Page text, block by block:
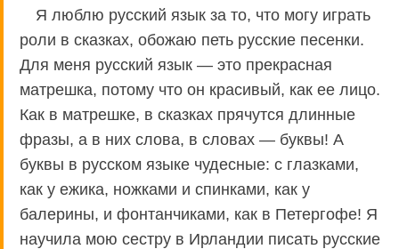
Я люблю русский язык за то, что могу играть
роли в сказках, обожаю петь русские песенки.
Для меня русский язык — это прекрасная
матрешка, потому что он красивый, как ее лицо.
Как в матрешке, в сказках прячутся длинные
фразы, а в них слова, в словах — буквы! А
буквы в русском языке чудесные: с глазками,
как у ежика, ножками и спинками, как у
балерины, и фонтанчиками, как в Петергофе! Я
научила мою сестру в Ирландии писать русские